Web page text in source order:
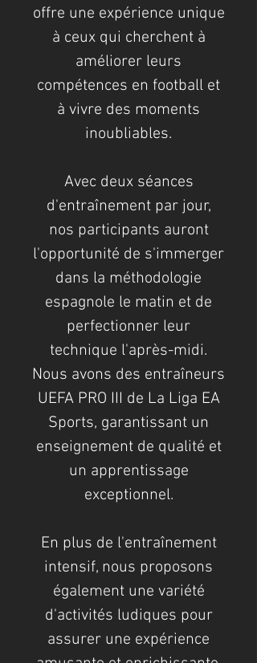
offre une expérience unique
à ceux qui cherchent à
améliorer leurs
compétences en football et
à vivre des moments
inoubliables.
Avec deux séances
d'entraînement par jour,
nos participants auront
l'opportunité de s'immerger
dans la méthodologie
espagnole le matin et de
perfectionner leur
technique l'après-midi.
Nous avons des entraîneurs
UEFA PRO III de La Liga EA
Sports, garantissant un
enseignement de qualité et
un apprentissage
exceptionnel.
En plus de l'entraînement
intensif, nous proposons
également une variété
d'activités ludiques pour
assurer une expérience